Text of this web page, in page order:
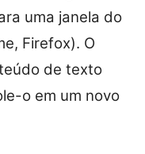
uma janela do
Firefox). O
de texto
o em um novo